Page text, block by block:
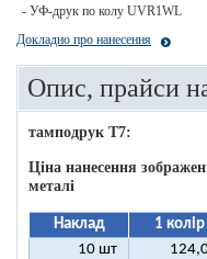
- УФ-друк по колу UVR1WL
Докладно про нанесення
Опис, прайси
тамподрук T7:
Ціна нанесення
металі
Наклад 1 колір
10 шт